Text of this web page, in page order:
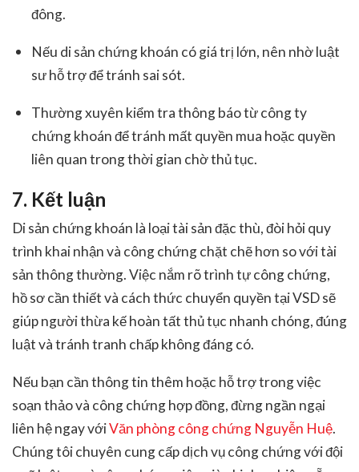
đông.
Nếu di sản chứng khoán có giá trị lớn, nên nhờ luật
sư hỗ trợ để tránh sai sót.
Thường xuyên kiểm tra thông báo từ công ty
chứng khoán để tránh mất quyền mua hoặc quyền
liên quan trong thời gian chờ thủ tục.
7. Kết luận
Di sản chứng khoán là loại tài sản đặc thù, đòi hỏi quy
trình khai nhận và công chứng chặt chẽ hơn so với tài
sản thông thường. Việc nắm rõ trình tự công chứng,
hồ sơ cần thiết và cách thức chuyển quyền tại VSD sẽ
giúp người thừa kế hoàn tất thủ tục nhanh chóng, đúng
luật và tránh tranh chấp không đáng có.
Nếu bạn cần thông tin thêm hoặc hỗ trợ trong việc
soạn thảo và công chứng hợp đồng, đừng ngần ngại
liên hệ ngay vớiVăn phòng công chứng Nguyễn Huệ.
Chúng tôi chuyên cung cấp dịch vụ công chứng với đội